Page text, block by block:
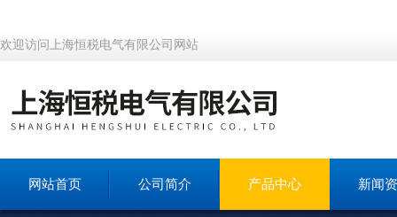
欢迎访问上海恒税电气有限公司网站
网站首页 公司简介 产品中心 新闻